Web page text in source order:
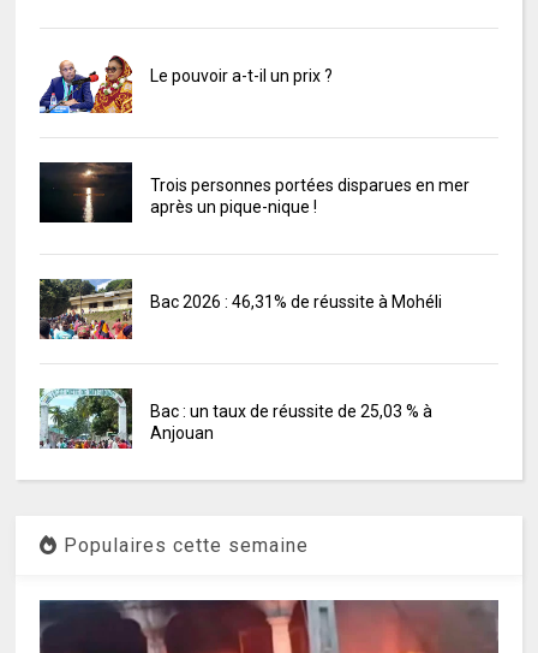
Le pouvoir a-t-il un prix ?
Trois personnes portées disparues en mer
après un pique-nique !
Bac 2026 : 46,31% de réussite à Mohéli
Bac : un taux de réussite de 25,03 % à
Anjouan
Populaires cette semaine